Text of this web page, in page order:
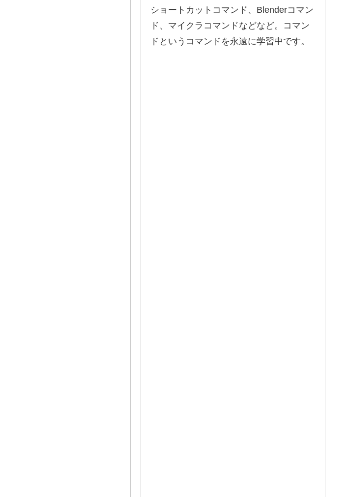
ショートカットコマンド、Blenderコマン
ド、マイクラコマンドなどなど。コマン
ドというコマンドを永遠に学習中です。